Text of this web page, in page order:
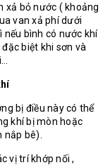
xả bỏ nước ( khoảng
van xả phí dưới
nếu bình có nước khí
biệt khi sơn và
bị điều này có thể
khí bị mòn hoặc
bê).
vị trí khớp nối ,